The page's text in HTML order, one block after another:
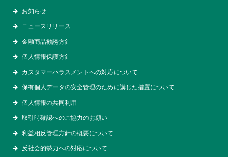
お知らせ
ニュースリリース
金融商品勧誘方針
個人情報保護方針
カスタマーハラスメントへの対応について
保有個人データの安全管理のために講じた措置について
個人情報の共同利用
取引時確認へのご協力のお願い
利益相反管理方針の概要について
反社会的勢力への対応について